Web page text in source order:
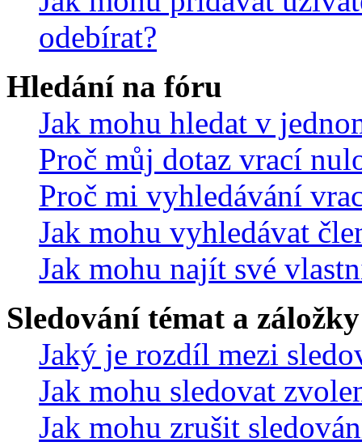
odebírat?
Hledání na fóru
Jak mohu hledat v
Proč můj dotaz vrací
Proč mi vyhledávání
Jak mohu vyhledávat
Jak mohu najít své
Sledování témat a záložky
Jaký je rozdíl mezi
Jak mohu sledovat
Jak mohu zrušit